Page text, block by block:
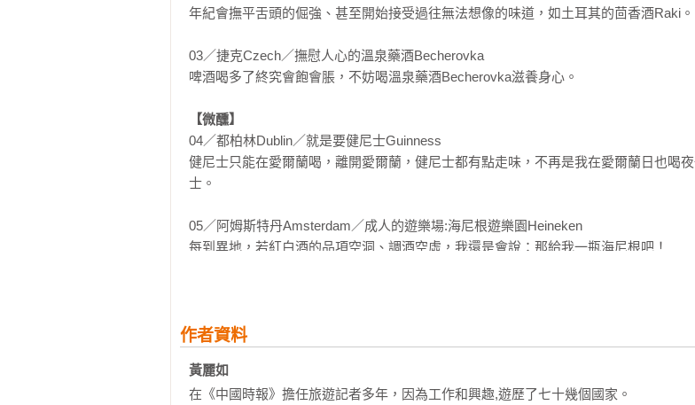
年紀會撫平舌頭的倔強、甚至開始接受過往無法想像的味道，如土耳其的茴香酒Raki。
03／捷克Czech／撫慰人心的溫泉藥酒Becherovka
啤酒喝多了終究會飽會脹，不妨喝溫泉藥酒Becherovka滋養身心。
【微醺】
04／都柏林Dublin／就是要健尼士Guinness
健尼士只能在愛爾蘭喝，離開愛爾蘭，健尼士都有點走味，不再是我在愛爾蘭日也喝
士。
05／阿姆斯特丹Amsterdam／成人的遊樂場:海尼根遊樂園Heineken
每到異地，若紅白酒的品項空洞、調酒空虛，我還是會說：那給我一瓶海尼根吧！
我是在造訪愛爾蘭的時候才愛上威士忌，並不是愛爾蘭威士忌特別好喝，而是他總是來
作者資料
黃麗如
在《中國時報》擔任旅遊記者多年，因為工作和興趣,遊歷了七十幾個國家。